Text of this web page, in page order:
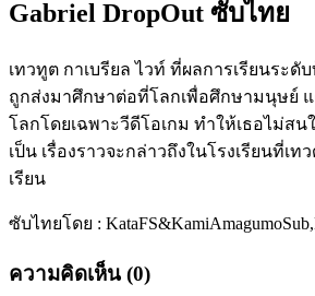
Gabriel DropOut ซับไทย
เทวทูต กาเบรียล ไวท์ ที่ผลการเรียนระดั
ถูกส่งมาศึกษาต่อที่โลกเพื่อศึกษามนุษย์
โลกโดยเฉพาะวีดีโอเกม ทำให้เธอไม่สน
เป็น เรื่องราวจะกล่าวถึงในโรงเรียนที่เ
เรียน
ซับไทยโดย :
ความคิดเห็น (0)